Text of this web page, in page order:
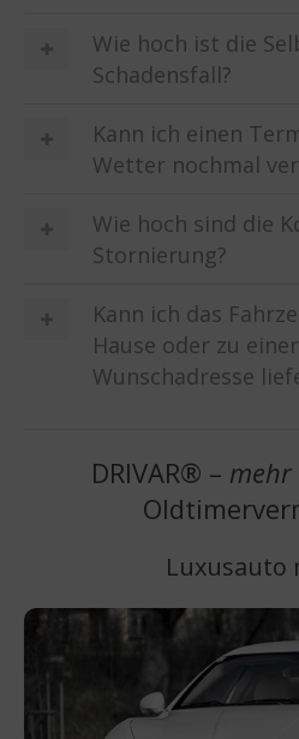
Wie hoch ist die
Schadensfall?
Kann ich einen
Wetter nochmal
Wie hoch sind die
Stornierung?
Kann ich das
Hause oder zu
Wunschadresse
DRIVAR® – mehr
Luxusauto